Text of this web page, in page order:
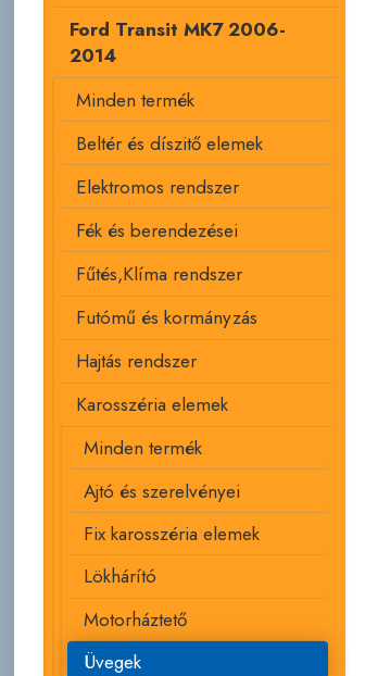
Ford Transit MK7 2006-
2014
Minden termék
Beltér és díszitő elemek
Elektromos rendszer
Fék és berendezései
Fűtés,Klíma rendszer
Futómű és kormányzás
Hajtás rendszer
Karosszéria elemek
Minden termék
Ajtó és szerelvényei
Fix karosszéria elemek
Lökhárító
Motorháztető
Üvegek